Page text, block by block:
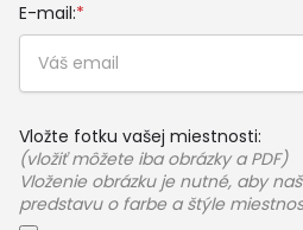
E-mail:*
Vložte fotku vašej miestnosti:
(vložiť môžete iba obrázky a PDF)
Vloženie obrázku je nutné, aby
predstavu o farbe a štýle